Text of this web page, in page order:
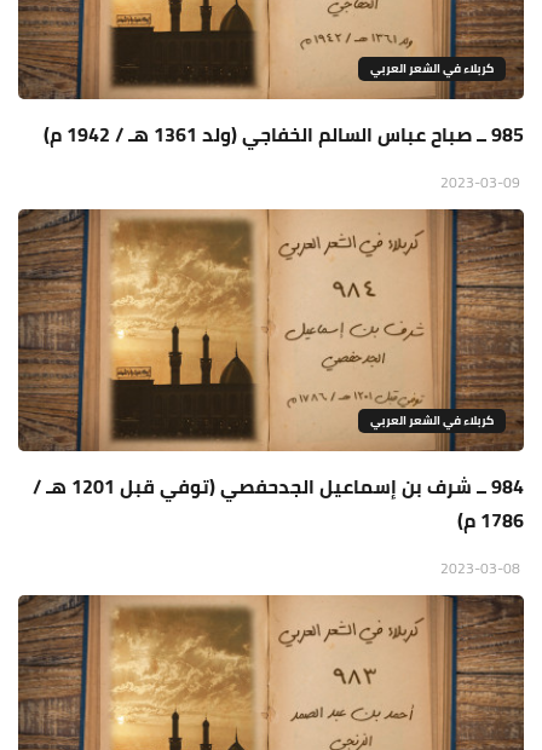
كربلاء في الشعر العربي
985 ــ صباح عباس السالم الخفاجي (ولد 1361 هـ / 1942 م)
كربلاء في الشعر العربي
984 ــ شرف بن إسماعيل الجدحفصي (توفي قبل 1201 هـ /
1786 م)